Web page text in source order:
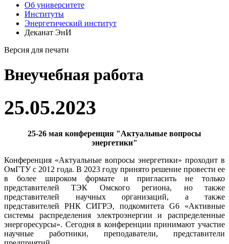
Об университете
Институты
Энергетический институт
Деканат ЭнИ
Версия для печати
Внеучебная работа
25.05.2023
25-26 мая конференция "Актуальные вопросы
энергетики"
Конференция «Актуальные вопросы энергетики» проходит в
ОмГТУ с 2012 года. В 2023 году принято решение провести ее
в более широком формате и пригласить не только
представителей ТЭК Омского региона, но также
представителей научных организаций, а также
представителей РНК СИГРЭ, подкомитета G6 «Активные
системы распределения электроэнергии и распределенные
энергоресурсы». Сегодня в конференции принимают участие
научные работники, преподаватели, представители